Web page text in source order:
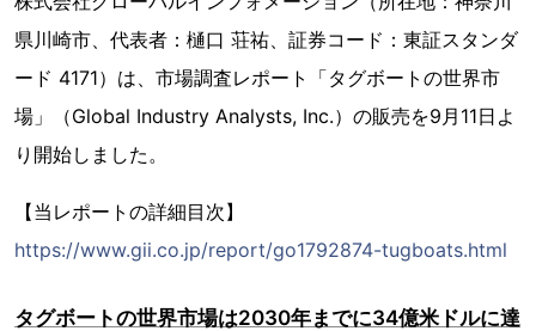
県川崎市、代表者：樋口 荘祐、証券コード：東証スタンダ
ード 4171）は、市場調査レポート「タグボートの世界市
場」（Global Industry Analysts, Inc.）の販売を9月11日よ
り開始しました。
【当レポートの詳細目次】
https://www.gii.co.jp/report/go1792874-tugboats.html
タグボートの世界市場は2030年までに34億米ドルに達